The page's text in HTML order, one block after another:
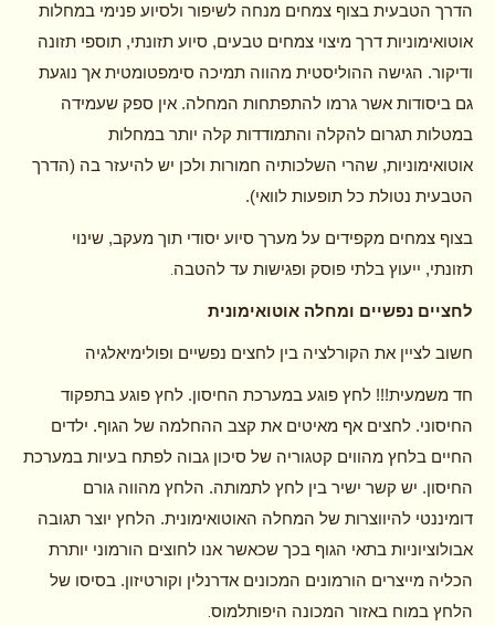
הדרך הטבעית בצוף צמחים מנחה לשיפור ולסיוע פנימי במחלות
אוטואימוניות דרך מיצוי צמחים טבעים, סיוע תזונתי, תוספי תזונה
ודיקור. הגישה ההוליסטית מהווה תמיכה סימפטומטית אך נוגעת
גם ביסודות אשר גרמו להתפתחות המחלה. אין ספק שעמידה
במטלות תגרום להקלה והתמודדות קלה יותר במחלות
אוטואימוניות, שהרי השלכותיה חמורות ולכן יש להיעזר בה (הדרך
הטבעית נטולת כל תופעות לוואי).
בצוף צמחים מקפידים על מערך סיוע יסודי תוך מעקב, שינוי
תזונתי, ייעוץ בלתי פוסק ופגישות עד להטבה.
לחציים נפשיים ומחלה אוטואימונית
חשוב לציין את הקורלציה בין לחצים נפשיים ופולימיאלגיה
חד משמעית!!! לחץ פוגע במערכת החיסון. לחץ פוגע בתפקוד
החיסוני. לחצים אף מאיטים את קצב ההחלמה של הגוף. ילדים
החיים בלחץ מהווים קטגוריה של סיכון גבוה לפתח בעיות במערכת
החיסון. יש קשר ישיר בין לחץ לתמותה. הלחץ מהווה גורם
דומיננטי להיווצרות של המחלה האוטואימונית. הלחץ יוצר תגובה
אבולוציוניות בתאי הגוף בכך שכאשר אנו לחוצים הורמוני יותרת
הכליה מייצרים הורמונים המכונים אדרנלין וקורטיזון. בסיסו של
הלחץ במוח באזור המכונה היפותלמוס.